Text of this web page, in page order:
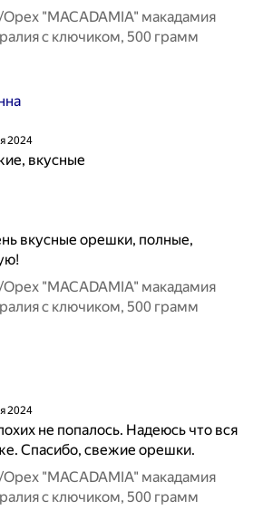
"MACADAMIA" макадамия
с ключиком, 500 грамм
2024
вкусные
вкусные орешки, полные,
"MACADAMIA" макадамия
с ключиком, 500 грамм
2024
не попалось. Надеюсь что вся
Спасибо, свежие орешки.
"MACADAMIA" макадамия
с ключиком, 500 грамм